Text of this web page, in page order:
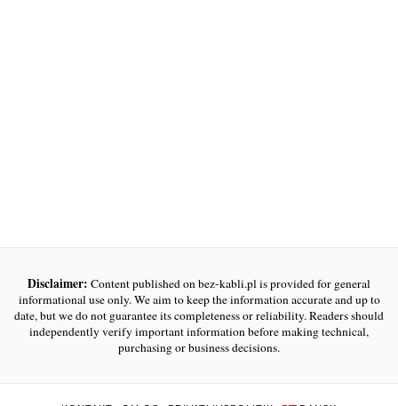
Disclaimer: Content published on bez-kabli.pl is provided for general
informational use only. We aim to keep the information accurate and up to
date, but we do not guarantee its completeness or reliability. Readers should
independently verify important information before making technical,
purchasing or business decisions.